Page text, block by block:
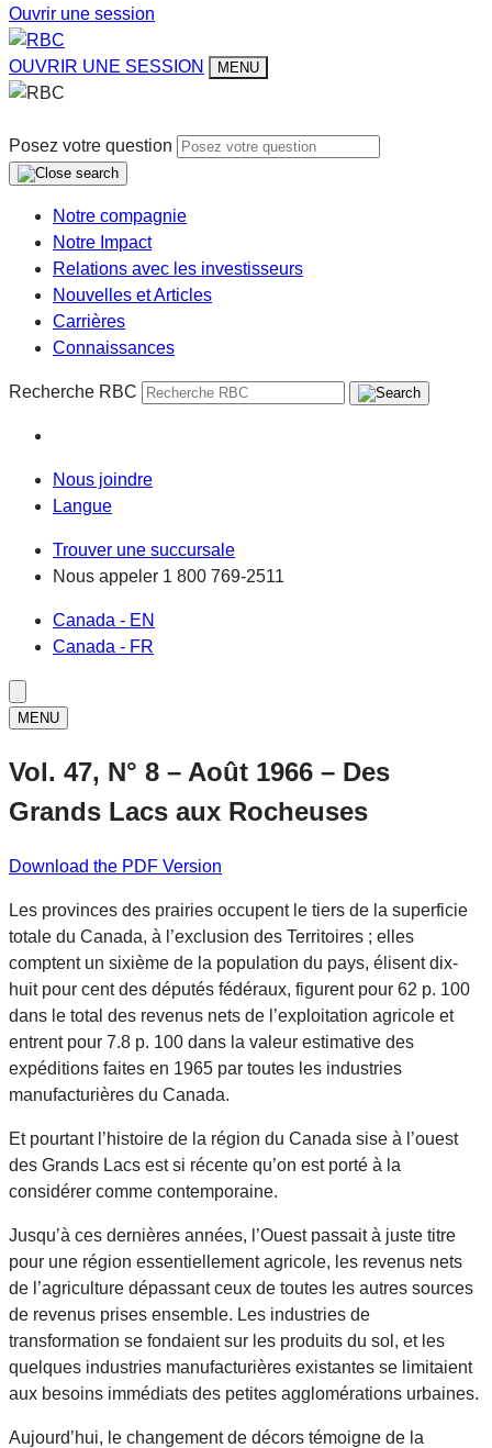
Ouvrir une session
OUVRIR UNE SESSION MENU
Posez votre question
Notre compagnie
Notre Impact
Relations avec les investisseurs
Nouvelles et Articles
Carrières
Connaissances
Recherche RBC
Nous joindre
Langue
Trouver une succursale
Nous appeler 1 800 769-2511
Canada - EN
Canada - FR
MENU
Vol. 47, N° 8 – Août 1966 – Des
Grands Lacs aux Rocheuses
Download the PDF Version
Les provinces des prairies occupent le tiers de la superficie
totale du Canada, à l’exclusion des Territoires ; elles
comptent un sixième de la population du pays, élisent dix-
huit pour cent des députés fédéraux, figurent pour 62 p. 100
dans le total des revenus nets de l’exploitation agricole et
entrent pour 7.8 p. 100 dans la valeur estimative des
expéditions faites en 1965 par toutes les industries
manufacturières du Canada.
Et pourtant l’histoire de la région du Canada sise à l’ouest
des Grands Lacs est si récente qu’on est porté à la
considérer comme contemporaine.
Jusqu’à ces dernières années, l’Ouest passait à juste titre
pour une région essentiellement agricole, les revenus nets
de l’agriculture dépassant ceux de toutes les autres sources
de revenus prises ensemble. Les industries de
transformation se fondaient sur les produits du sol, et les
quelques industries manufacturières existantes se limitaient
aux besoins immédiats des petites agglomérations urbaines.
Aujourd’hui, le changement de décors témoigne de la